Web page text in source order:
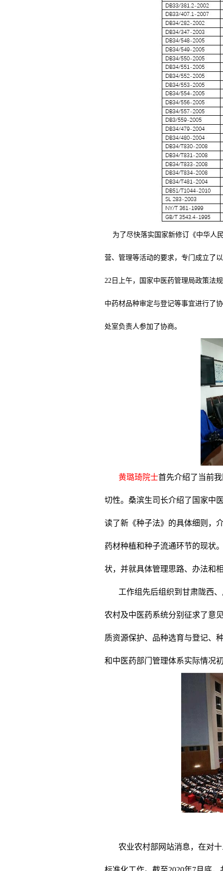
为了尽快落实国家新修订《中华人
营、管理等活动的要求，专门成立了
22日上午，国家中医药管理局政策法
中药材品种审定与登记等事宜进行了
处室负责人参加了协商。
黄璐琦院士首先介绍了当前
切性。桑滨生司长介绍了国家中
读了新《种子法》的具体细则，
药材种植和种子流通环节的现状
状，并就具体管理思路、办法和
工作组先后组织到甘肃陇西
农村及中医药系统分别征求了意
质资源保护、品种选育与登记、
和中医药部门管理体系实际情况
农业农村部网站消息，在对